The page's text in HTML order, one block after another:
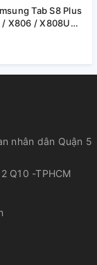
Tab S8 Plus
X806 / X808U
nhân dân Quận 5
Q10 -TPHCM